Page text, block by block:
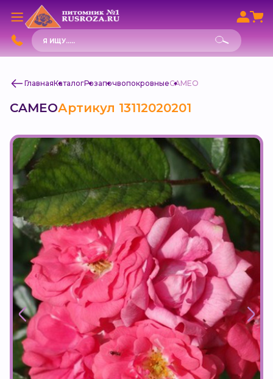
Поиск
товаров
ГлавнаяКаталогРозапочвопокровныеCAMEO
CAMEOАртикул 13112020201